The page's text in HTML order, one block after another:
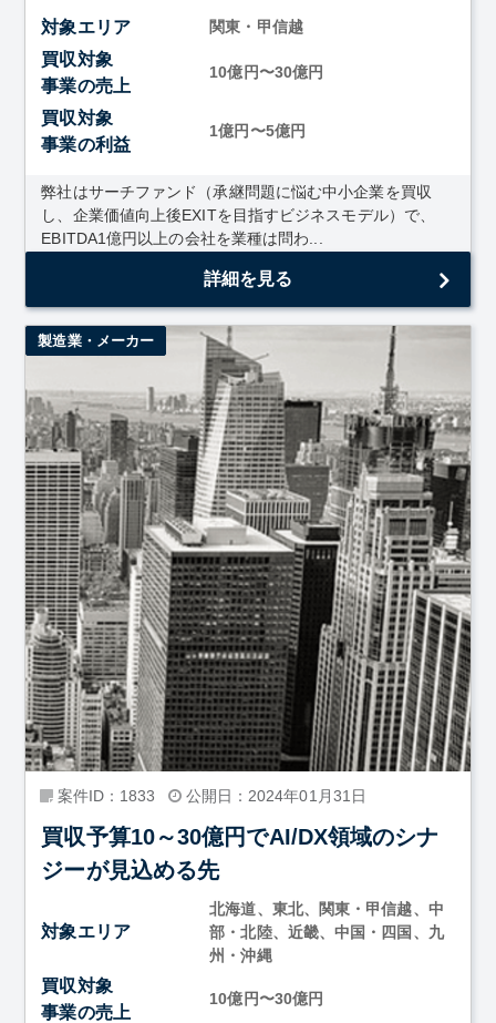
対象エリア 関東・甲信越
買収対象
事業の売上
10億円〜30億円
買収対象
事業の利益
1億円〜5億円
弊社はサーチファンド（承継問題に悩む中小企業を買収
し、企業価値向上後EXITを目指すビジネスモデル）で、
EBITDA1億円以上の会社を業種は問わ...
詳細を見る
製造業・メーカー
案件ID：1833 公開日：2024年01月31日
買収予算10～30億円でAI/DX領域のシナ
ジーが見込める先
対象エリア
北海道、東北、関東・甲信越、中
部・北陸、近畿、中国・四国、九
州・沖縄
買収対象
事業の売上
10億円〜30億円